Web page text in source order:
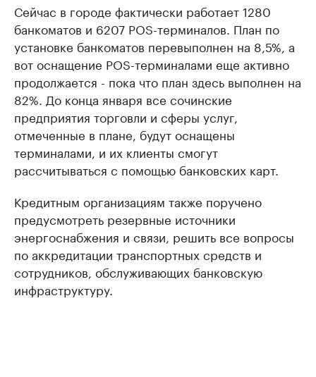
Сейчас в городе фактически работает 1280
банкоматов и 6207 POS-терминалов. План по
установке банкоматов перевыполнен на 8,5%, а
вот оснащение POS-терминалами еще активно
продолжается - пока что план здесь выполнен на
82%. До конца января все сочинские
предприятия торговли и сферы услуг,
отмеченные в плане, будут оснащены
терминалами, и их клиенты смогут
рассчитываться с помощью банковских карт.
Кредитным организациям также поручено
предусмотреть резервные источники
энергоснабжения и связи, решить все вопросы
по аккредитации транспортных средств и
сотрудников, обслуживающих банковскую
инфраструктуру.